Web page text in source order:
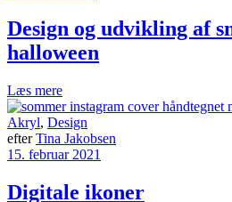
Design og udvikling af
halloween
Læs mere
Akryl, Design
efter Tina Jakobsen
15. februar 2021
Digitale ikoner